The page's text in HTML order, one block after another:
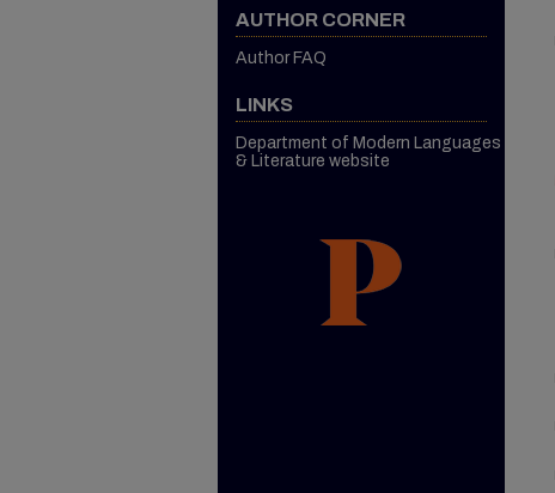
AUTHOR CORNER
Author FAQ
LINKS
Department of Modern Languages
& Literature website